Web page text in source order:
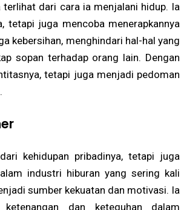
dari cara ia menjalani hidup. Ia
tetapi juga mencoba menerapkannya
kebersihan, menghindari hal-hal yang
sopan terhadap orang lain. Dengan
tetapi juga menjadi pedoman
kehidupan pribadinya, tetapi juga
industri hiburan yang sering kali
sumber kekuatan dan motivasi. Ia
dan keteguhan dalam